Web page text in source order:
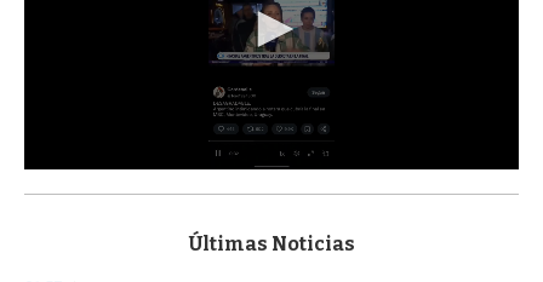
s
Últimas Noticias